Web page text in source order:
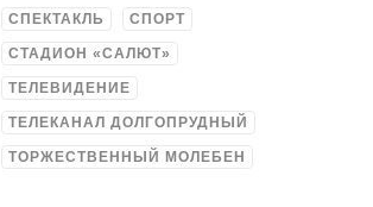
СПЕКТАКЛЬ СПОРТ
СТАДИОН «САЛЮТ»
ТЕЛЕВИДЕНИЕ
ТЕЛЕКАНАЛ ДОЛГОПРУДНЫЙ
ТОРЖЕСТВЕННЫЙ МОЛЕБЕН